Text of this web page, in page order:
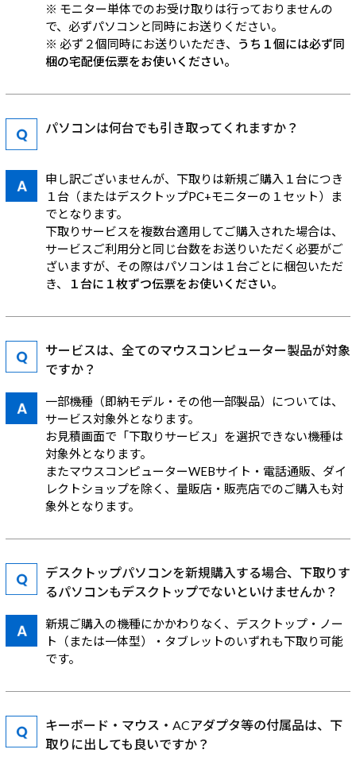
※ モニター単体でのお受け取りは行っておりませんの
で、必ずパソコンと同時にお送りください。
※ 必ず２個同時にお送りいただき、
うち１個には必ず同
梱の宅配便伝票をお使いください。
パソコンは何台でも引き取ってくれますか？
申し訳ございませんが、下取りは新規ご購入１台につき
１台（またはデスクトップPC+モニターの１セット）ま
でとなります。
下取りサービスを複数台適用してご購入された場合は、
サービスご利用分と同じ台数をお送りいただく必要がご
ざいますが、その際はパソコンは１台ごとに梱包いただ
き、
１台に１枚ずつ伝票をお使いください。
サービスは、全てのマウスコンピューター製品が対象
ですか？
一部機種（即納モデル・その他一部製品）については、
サービス対象外となります。
お見積画面で「下取りサービス」を選択できない機種は
対象外となります。
またマウスコンピューターWEBサイト・電話通販、ダイ
レクトショップを除く、量販店・販売店でのご購入も対
象外となります。
デスクトップパソコンを新規購入する場合、下取りす
るパソコンもデスクトップでないといけませんか？
新規ご購入の機種にかかわりなく、デスクトップ・ノー
ト（または一体型）・タブレットのいずれも下取り可能
です。
キーボード・マウス・ACアダプタ等の付属品は、下
取りに出しても良いですか？